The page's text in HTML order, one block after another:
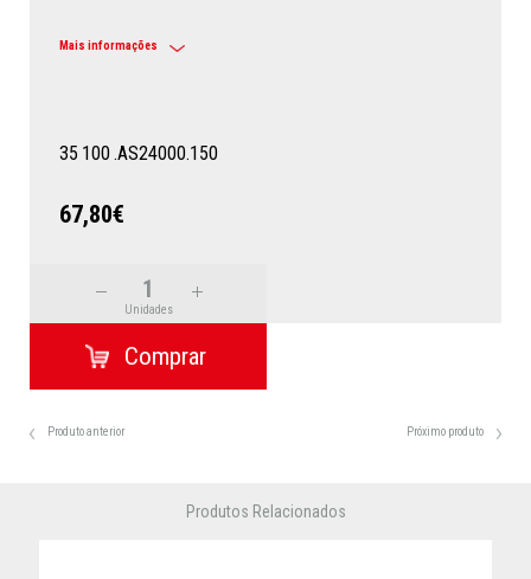
Mais informações
35 100 .AS24000.150
67,80€
Unidades
Produto anterior Próximo produto
Produtos Relacionados